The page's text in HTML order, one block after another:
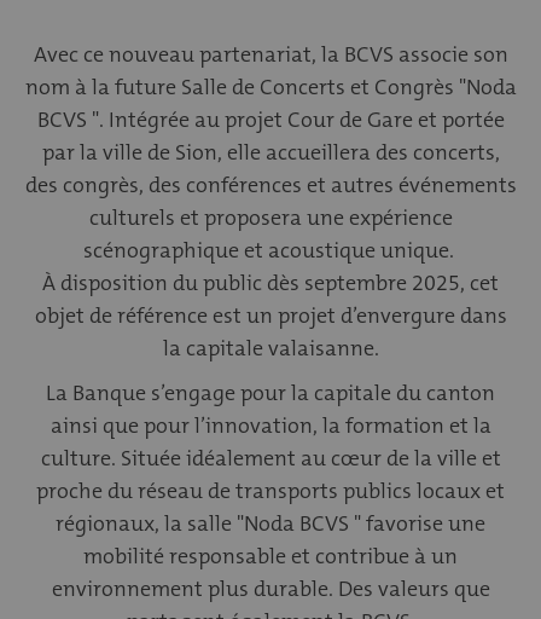
Avec ce nouveau partenariat, la BCVS associe son
nom à la future Salle de Concerts et Congrès "Noda
BCVS ". Intégrée au projet Cour de Gare et portée
par la ville de Sion, elle accueillera des concerts,
des congrès, des conférences et autres événements
culturels et proposera une expérience
scénographique et acoustique unique.
À disposition du public dès septembre 2025, cet
objet de référence est un projet d’envergure dans
la capitale valaisanne.
La Banque s’engage pour la capitale du canton
ainsi que pour l’innovation, la formation et la
culture. Située idéalement au cœur de la ville et
proche du réseau de transports publics locaux et
régionaux, la salle "Noda BCVS " favorise une
mobilité responsable et contribue à un
environnement plus durable. Des valeurs que